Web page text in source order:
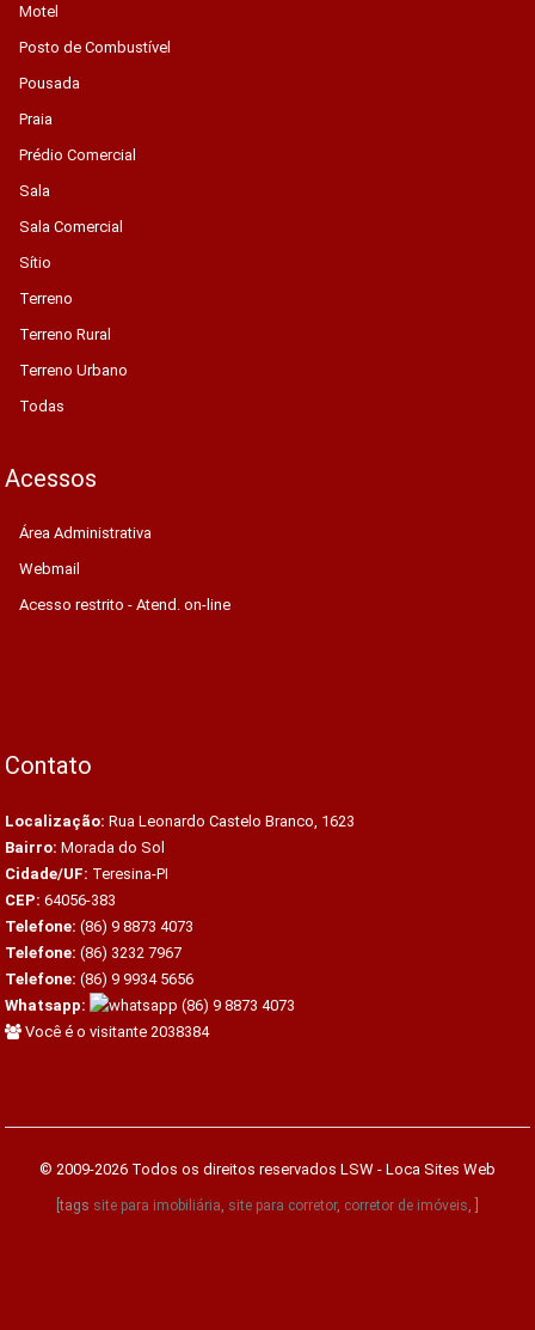
Motel
Posto de Combustível
Pousada
Praia
Prédio Comercial
Sala
Sala Comercial
Sítio
Terreno
Terreno Rural
Terreno Urbano
Todas
Acessos
Área Administrativa
Webmail
Acesso restrito - Atend. on-line
Contato
Localização: Rua Leonardo Castelo Branco, 1623
Bairro: Morada do Sol
Cidade/UF: Teresina-PI
CEP: 64056-383
Telefone: (86) 9 8873 4073
Telefone: (86) 3232 7967
Telefone: (86) 9 9934 5656
Whatsapp:
(86) 9 8873 4073
Você é o visitante 2038384
© 2009-2026 Todos os direitos reservados LSW - Loca Sites Web
[tags site para imobiliária, site para corretor, corretor de imóveis, ]